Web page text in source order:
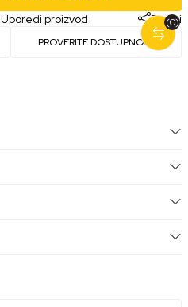
Uporedi proizvod Podeli
PROVERITE DOSTUPNOST
(0)